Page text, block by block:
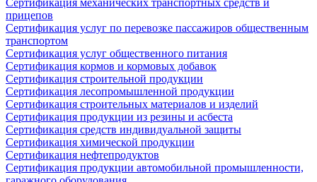
прицепов
Сертификация услуг по перевозке пассажиров общественным
транспортом
Сертификация услуг общественного питания
Сертификация кормов и кормовых добавок
Сертификация строительной продукции
Сертификация лесопромышленной продукции
Сертификация строительных материалов и изделий
Сертификация продукции из резины и асбеста
Сертификация средств индивидуальной защиты
Сертификация химической продукции
Сертификация нефтепродуктов
Сертификация продукции автомобильной промышленности,